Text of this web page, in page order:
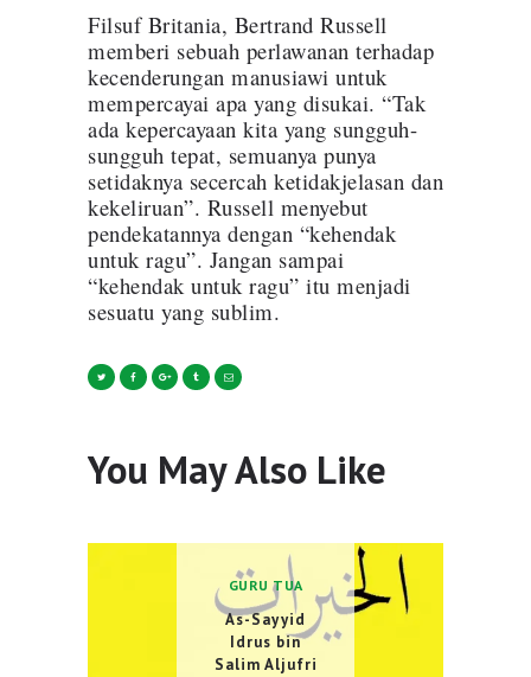
Filsuf Britania, Bertrand Russell
memberi sebuah perlawanan terhadap
kecenderungan manusiawi untuk
mempercayai apa yang disukai. “Tak
ada kepercayaan kita yang sungguh-
sungguh tepat, semuanya punya
setidaknya secercah ketidakjelasan dan
kekeliruan”. Russell menyebut
pendekatannya dengan “kehendak
untuk ragu”. Jangan sampai
“kehendak untuk ragu” itu menjadi
sesuatu yang sublim.
You May Also Like
GURU TUA
As-Sayyid
Idrus bin
Salim Aljufri